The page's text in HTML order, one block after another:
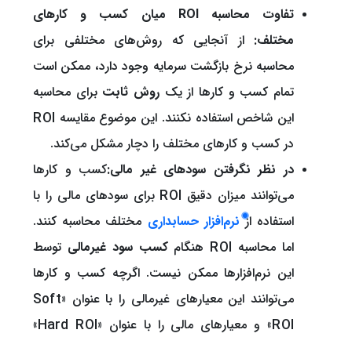
تفاوت محاسبه ROI میان کسب و کارهای
مختلف:از آنجایی که روش‌های مختلفی برای
محاسبه نرخ بازگشت سرمایه وجود دارد، ممکن است
تمام کسب و کارها از یک روش ثابت برای محاسبه
این شاخص استفاده نکنند. این موضوع مقایسه ROI
در کسب و کارهای مختلف را دچار مشکل می‌کند.
در نظر نگرفتن سودهای غیر مالی:کسب و کارها
می‌توانند میزان دقیق ROI برای سودهای مالی را با
استفاده ازنرم‌افزار حسابداری مختلف محاسبه کنند.
اما محاسبه ROI هنگام
کسب سود غیر‌مالی توسط
این نرم‌افزارها ممکن نیست. اگرچه کسب و کارها
می‌توانند این معیارهای غیرمالی را با عنوان «Soft
ROI» و معیارهای مالی را با عنوان «Hard ROI»